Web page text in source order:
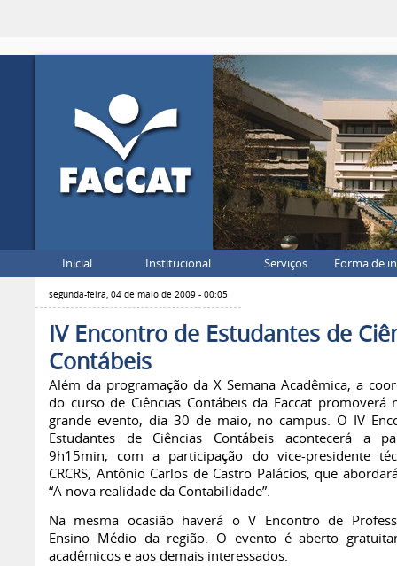
Inicial Institucional Serviços Forma de
segunda-feira, 04 de maio de 2009 - 00:05
IV Encontro de Estudantes de
Contábeis
Além da programação da X Semana Acadêmica, a
do curso de Ciências Contábeis da Faccat promoverá
grande evento, dia 30 de maio, no campus. O IV
Estudantes de Ciências Contábeis acontecerá a
9h15min, com a participação do vice-presidente
CRCRS, Antônio Carlos de Castro Palácios, que
“A nova realidade da Contabilidade”.
Na mesma ocasião haverá o V Encontro de
Ensino Médio da região. O evento é aberto
acadêmicos e aos demais interessados.